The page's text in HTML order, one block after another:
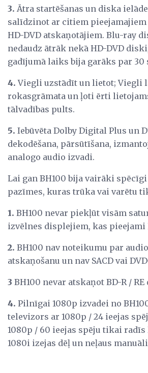
3. Ātra startēšanas un diska
salīdzinot ar citiem
HD-DVD atskaņotājiem. Blu-ray
nedaudz ātrāk nekā HD-DVD
gadījumā laiks bija garāks par 30
4. Viegli uzstādīt un lietot; Viegli
rokasgrāmata un ļoti ērti
tālvadības pults.
5. Iebūvēta Dolby Digital Plus un
dekodēšana, pārsūtīšana,
analogo audio izvadi.
Lai gan BH100 bija vairāki
pazīmes, kuras trūka vai varētu
1. BH100 nevar piekļūt visām
izvēlnes displejiem, kas pieejami
2. BH100 nav noteikumu par
atskaņošanu un nav SACD vai
3 BH100 nevar atskaņot BD-R /
4. Pilnīgai 1080p izvadei no
televizors ar 1080p / 24 ieejas
1080p / 60 ieejas spēju tikai
1080i izejas dēļ un neļaus